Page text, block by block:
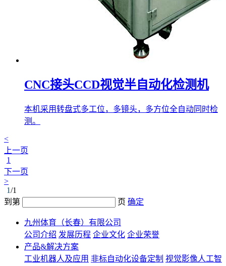
CNC接头CCD视觉半自动化检测机
本机采用转盘式多工位，多镜头，多方位全自动同时检
测。
<
上一页
1
下一页
>
1/1
到第
页 确定
九州体育（长春）有限公司
公司介绍 发展历程 企业文化 企业荣誉
产品&解决方案
工业机器人及应用 非标自动化设备定制 视觉影像人工智